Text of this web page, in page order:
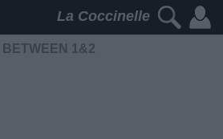
La Coccinelle
BETWEEN 1&2